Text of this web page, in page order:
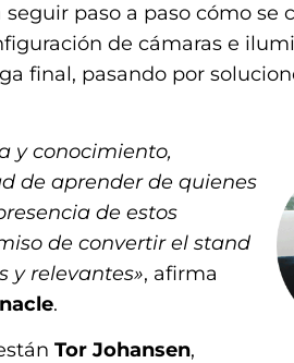
paso a paso cómo se
de cámaras e
final, pasando por
y conocimiento,
de aprender de quienes
de estos
de convertir el stand
y relevantes», afirma
.
Tor Johansen,